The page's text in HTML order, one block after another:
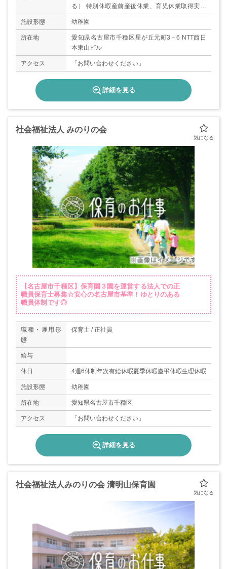
る） 特別休暇産前産後休業、育児休業取得実績
あり＊有給休暇は100％取得奨励しています＊
施設形態 幼稚園
所在地
愛知県名古屋市千種区星が丘元町3－6 NTT西日
本東山ビル
アクセス 「お問い合わせください」
詳細を見る
社会福祉法人 みのりの会
【名古屋市千種区】保育園３園を運営する法人での正
職員保育士募集☆安心の名古屋市基準！ゆとりのある
職員体制です◎
職種・雇用形
態
保育士 / 正社員
給与
休日 4週6休制年次有給休暇夏季休暇慶弔休暇生理休暇
施設形態 幼稚園
所在地 愛知県名古屋市千種区
アクセス 「お問い合わせください」
詳細を見る
社会福祉法人みのりの会 清明山保育園